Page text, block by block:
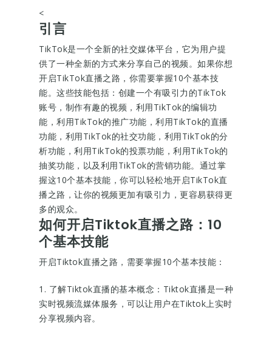
<
引言
TikTok是一个全新的社交媒体平台，它为用户提
供了一种全新的方式来分享自己的视频。如果你想
开启TikTok直播之路，你需要掌握10个基本技
能。这些技能包括：创建一个有吸引力的TikTok
账号，制作有趣的视频，利用TikTok的编辑功
能，利用TikTok的推广功能，利用TikTok的直播
功能，利用TikTok的社交功能，利用TikTok的分
析功能，利用TikTok的投票功能，利用TikTok的
抽奖功能，以及利用TikTok的营销功能。通过掌
握这10个基本技能，你可以轻松地开启TikTok直
播之路，让你的视频更加有吸引力，更容易获得更
多的观众。
如何开启Tiktok直播之路：10
个基本技能
开启Tiktok直播之路，需要掌握10个基本技能：
1. 了解Tiktok直播的基本概念：Tiktok直播是一种
实时视频流媒体服务，可以让用户在Tiktok上实时
分享视频内容。